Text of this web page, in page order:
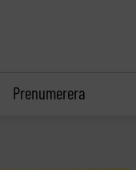
Prenumerera